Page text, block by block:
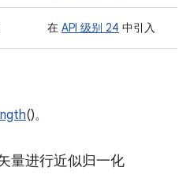
在 API 级别 24 中引入
()。
量进行近似归一化